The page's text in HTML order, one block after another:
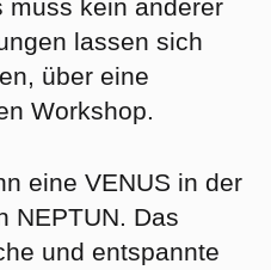
muss kein anderer
lassen sich
über eine
Workshop.
eine VENUS in der
NEPTUN. Das
und entspannte